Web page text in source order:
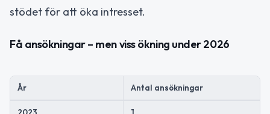
stödet för att öka intresset.
Få ansökningar – men viss ökning under 2026
År Antal ansökningar